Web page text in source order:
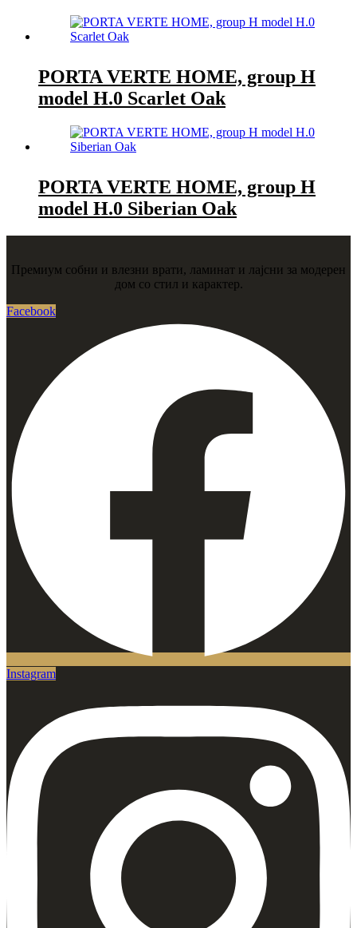
PORTA VERTE HOME, group H
model H.0 Scarlet Oak
PORTA VERTE HOME, group H
model H.0 Siberian Oak
Премиум собни и влезни врати, ламинат и лајсни за модерен
дом со стил и карактер.
Facebook
Instagram